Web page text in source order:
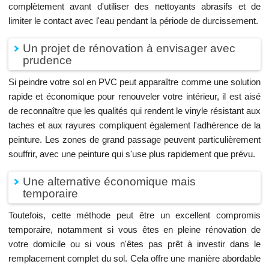
complètement avant d'utiliser des nettoyants abrasifs et de
limiter le contact avec l'eau pendant la période de durcissement.
Un projet de rénovation à envisager avec
prudence
Si peindre votre sol en PVC peut apparaître comme une solution
rapide et économique pour renouveler votre intérieur, il est aisé
de reconnaître que les qualités qui rendent le vinyle résistant aux
taches et aux rayures compliquent également l'adhérence de la
peinture. Les zones de grand passage peuvent particulièrement
souffrir, avec une peinture qui s'use plus rapidement que prévu.
Une alternative économique mais
temporaire
Toutefois, cette méthode peut être un excellent compromis
temporaire, notamment si vous êtes en pleine rénovation de
votre domicile ou si vous n'êtes pas prêt à investir dans le
remplacement complet du sol. Cela offre une manière abordable